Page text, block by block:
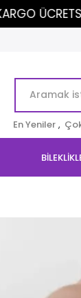
..
En Yeniler ,